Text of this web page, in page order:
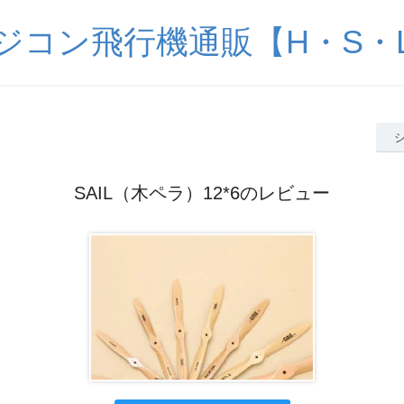
コン飛行機通販【H・S・L
SAIL（木ペラ）12*6のレビュー